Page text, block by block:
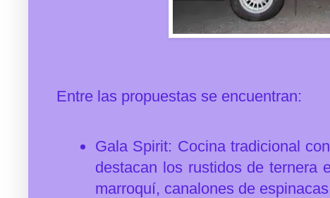
Entre las propuestas se encuentran:
Gala Spirit: Cocina tradicional
destacan los rustidos de ternera
marroquí, canalones de